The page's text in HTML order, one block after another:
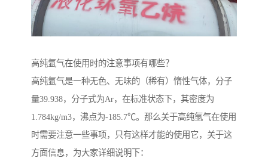
高纯氩气在使用时的注意事项有哪些？
高纯氩气是一种无色、无味的（稀有）惰性气体，分子
量39.938，分子式为Ar，在标准状态下，其密度为
1.784kg/m3，沸点为-185.7℃。那么关于高纯氩气在使用
时需要注意一些事项，只有这样才能的使用它，关于这
方面信息，为大家详细说明下：